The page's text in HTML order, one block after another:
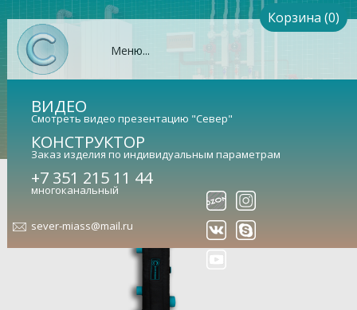
Меню...
Корзина (0)
ВИДЕО
Смотреть видео презентацию "Север"
КОНСТРУКТОР
Заказ изделия по индивидуальным параметрам
+7 351 215 11 44
многоканальный
sever-miass@mail.ru
Теплоизоляция Север-80K2